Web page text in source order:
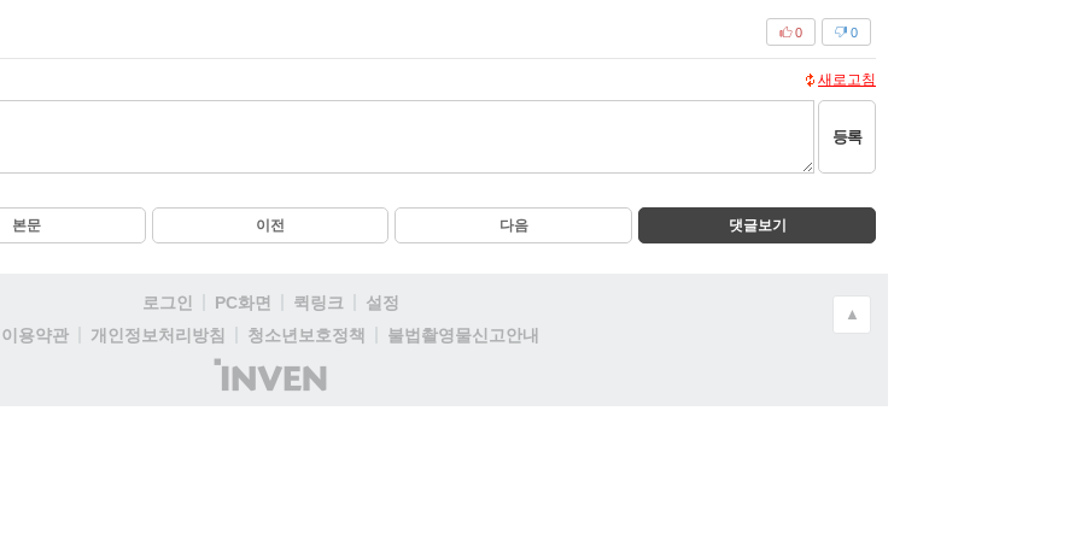
0
0
새로고침
등록
본문 이전 다음 댓글보기
로그인 PC화면 퀵링크
설정
이용약관
개인정보처리방침 청소년보호정책
불법촬영물신고안내
(주)
인
▲